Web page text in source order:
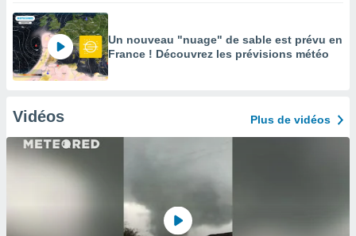
Un nouveau "nuage" de sable est prévu en
France ! Découvrez les prévisions météo
Vidéos Plus de vidéos